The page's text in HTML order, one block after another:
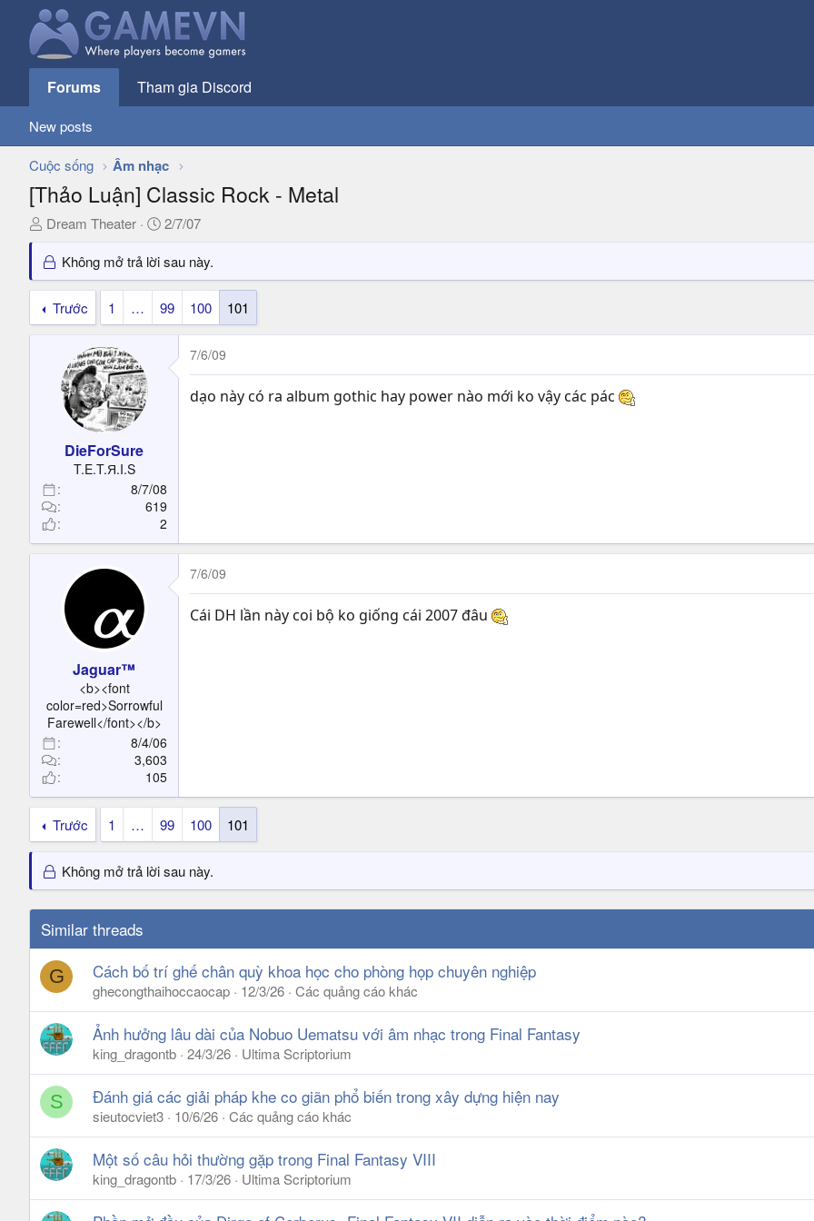
Forums Tham gia Discord
New posts
Cuộc sống Âm nhạc
[Thảo Luận] Classic Rock - Metal
T
r
e
Dream Theater
N
à
y
ử
2/7/07
Không mở trả lời sau này.
Trước 1 … 99 100 101
DieForSure
T.E.T.Я.I.S
8/7/08
619
2
7/6/09
dạo này có ra album gothic hay power nào mới ko vậy các pác
Jaguar™
<b><font
color=red>Sorrowful
Farewell</font></b>
8/4/06
3,603
105
7/6/09
Cái DH lần này coi bộ ko giống cái 2007 đâu
Trước 1 … 99 100 101
Không mở trả lời sau này.
Similar threads
G Cách bố trí ghế chân quỳ khoa học cho phòng họp chuyên nghiệp
ghecongthaihoccaocap 12/3/26 Các quảng cáo khác
Ảnh hưởng lâu dài của Nobuo Uematsu với âm nhạc trong Final Fantasy
king_dragontb 24/3/26 Ultima Scriptorium
S Đánh giá các giải pháp khe co giãn phổ biến trong xây dựng hiện nay
sieutocviet3 10/6/26 Các quảng cáo khác
Một số câu hỏi thường gặp trong Final Fantasy VIII
king_dragontb 17/3/26 Ultima Scriptorium